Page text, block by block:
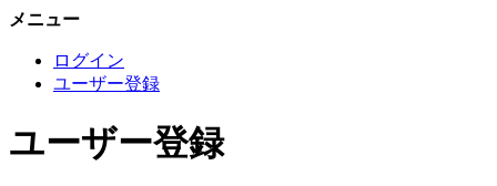
メニュー
ログイン
ユーザー登録
ユーザー登録